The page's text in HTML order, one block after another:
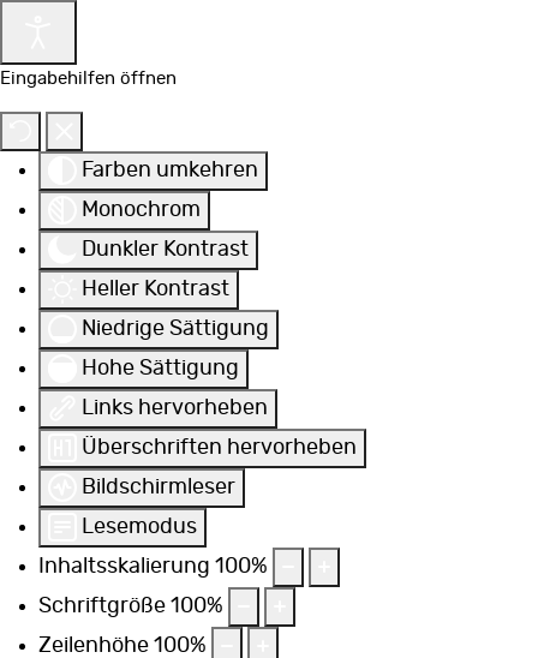
Eingabehilfen öffnen
Farben umkehren
Monochrom
Dunkler Kontrast
Heller Kontrast
Niedrige Sättigung
Hohe Sättigung
Links hervorheben
Überschriften hervorheben
Bildschirmleser
Lesemodus
Inhaltsskalierung 100%
Schriftgröße 100%
Zeilenhöhe 100%